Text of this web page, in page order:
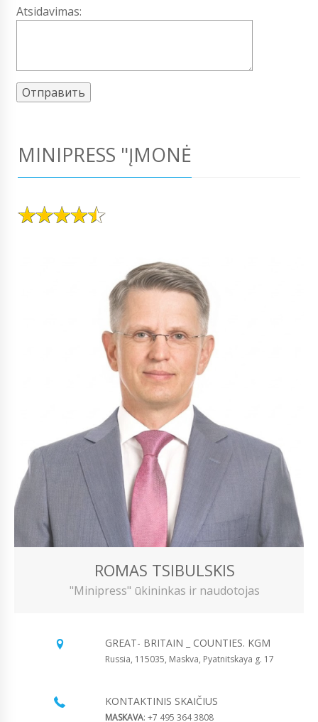
Atsidavimas:
MINIPRESS "ĮMONĖ
ROMAS TSIBULSKIS
"Minipress" ūkininkas ir naudotojas
GREAT- BRITAIN _ COUNTIES. KGM
Russia, 115035, Maskva, Pyatnitskaya g. 17
KONTAKTINIS SKAIČIUS
MASKAVA: +7 495 364 3808